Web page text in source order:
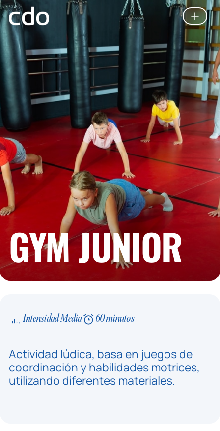
GYM JUNIOR
Intensidad Media 60 minutos
Actividad lúdica, basa en juegos de
coordinación y habilidades motrices,
utilizando diferentes materiales.